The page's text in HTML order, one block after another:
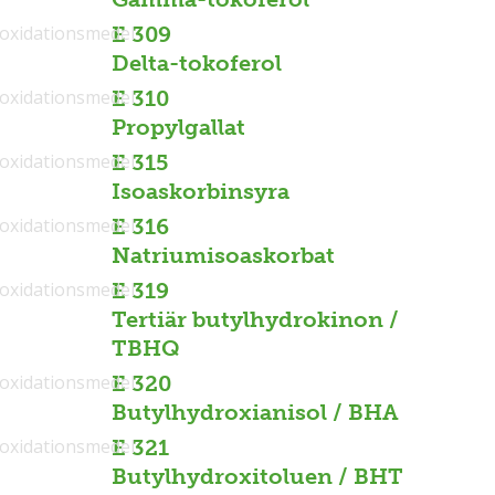
E 309
Delta-tokoferol
E 310
Propylgallat
E 315
Isoaskorbinsyra
E 316
Natriumisoaskorbat
E 319
Tertiär butylhydrokinon /
TBHQ
E 320
Butylhydroxianisol / BHA
E 321
Butylhydroxitoluen / BHT